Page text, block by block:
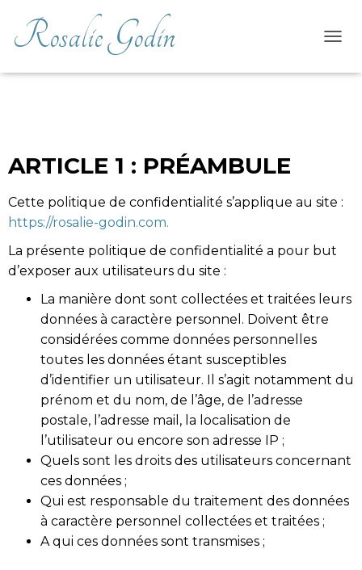
Rosalie Godin
Politique de confidentialité
ARTICLE 1 : PRÉAMBULE
Cette politique de confidentialité s’applique au site :
https://rosalie-godin.com.
La présente politique de confidentialité a pour but
d’exposer aux utilisateurs du site :
La manière dont sont collectées et traitées leurs
données à caractère personnel. Doivent être
considérées comme données personnelles
toutes les données étant susceptibles
d’identifier un utilisateur. Il s’agit notamment du
prénom et du nom, de l’âge, de l’adresse
postale, l’adresse mail, la localisation de
l’utilisateur ou encore son adresse IP ;
Quels sont les droits des utilisateurs concernant
ces données ;
Qui est responsable du traitement des données
à caractère personnel collectées et traitées ;
A qui ces données sont transmises ;